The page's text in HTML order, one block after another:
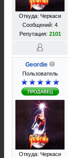
Откуда: Черкаси
Сообщений: 4
Репутация: 2101
Geordie
Пользователь
Откуда: Черкаси